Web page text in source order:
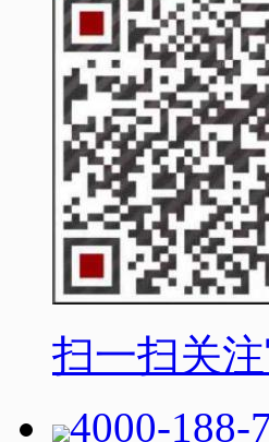
扫一扫关
4000-188-